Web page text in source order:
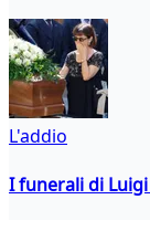
L'addio
I funerali di